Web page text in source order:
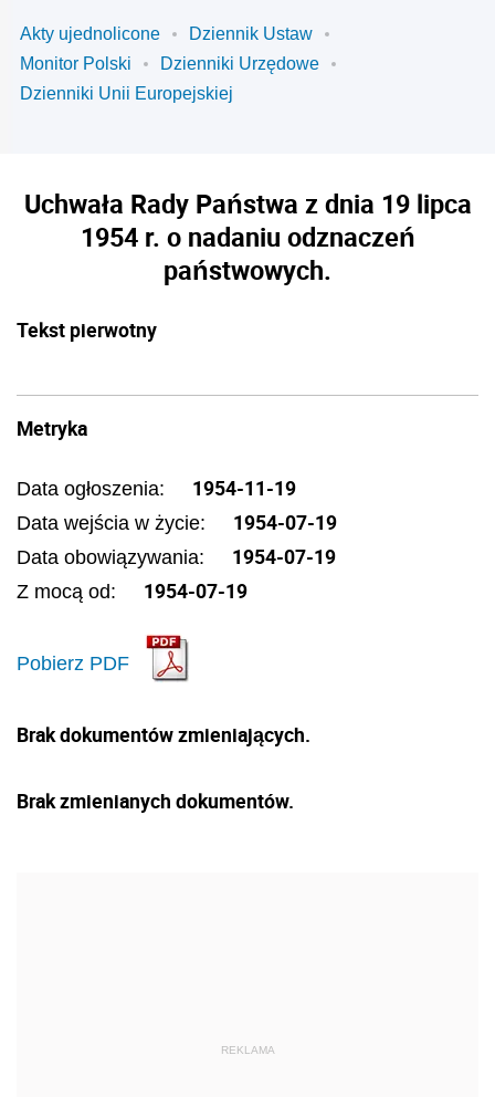
Akty ujednolicone
Dziennik Ustaw
Monitor Polski
Dzienniki Urzędowe
Dzienniki Unii Europejskiej
Uchwała Rady Państwa z dnia 19 lipca
1954 r. o nadaniu odznaczeń
państwowych.
Tekst pierwotny
Metryka
Data ogłoszenia: 1954-11-19
Data wejścia w życie: 1954-07-19
Data obowiązywania: 1954-07-19
Z mocą od: 1954-07-19
Pobierz PDF
Brak dokumentów zmieniających.
Brak zmienianych dokumentów.